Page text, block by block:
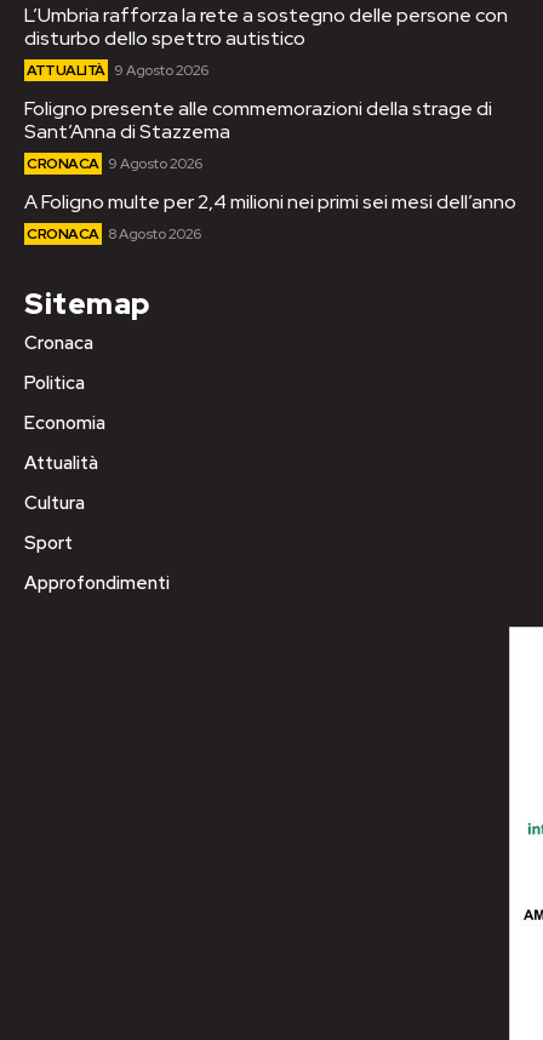
L’Umbria rafforza la rete a sostegno delle persone con
disturbo dello spettro autistico
ATTUALITÀ 9 Agosto 2026
Foligno presente alle commemorazioni della strage di
Sant’Anna di Stazzema
CRONACA 9 Agosto 2026
A Foligno multe per 2,4 milioni nei primi sei mesi dell’anno
CRONACA 8 Agosto 2026
Sitemap
Cronaca
Politica
Economia
Attualità
Cultura
Sport
Approfondimenti